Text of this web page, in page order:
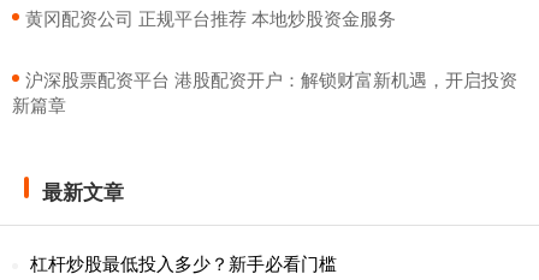
​黄冈配资公司 正规平台推荐 本地炒股资金服务
​沪深股票配资平台 港股配资开户：解锁财富新机遇，开启投资
新篇章
最新文章
杠杆炒股最低投入多少？新手必看门槛